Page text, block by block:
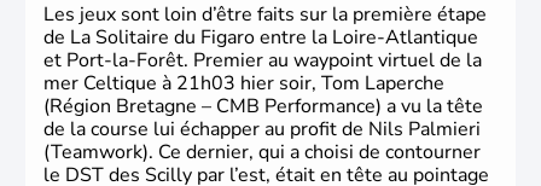
Les jeux sont loin d’être faits sur la première étape
de La Solitaire du Figaro entre la Loire-Atlantique
et Port-la-Forêt. Premier au waypoint virtuel de la
mer Celtique à 21h03 hier soir, Tom Laperche
(Région Bretagne – CMB Performance) a vu la tête
de la course lui échapper au profit de Nils Palmieri
(Teamwork). Ce dernier, qui a choisi de contourner
le DST des Scilly par l’est, était en tête au pointage